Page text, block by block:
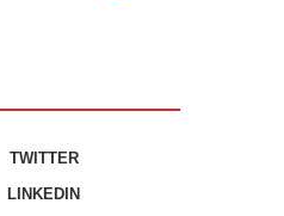
TWITTER
LINKEDIN